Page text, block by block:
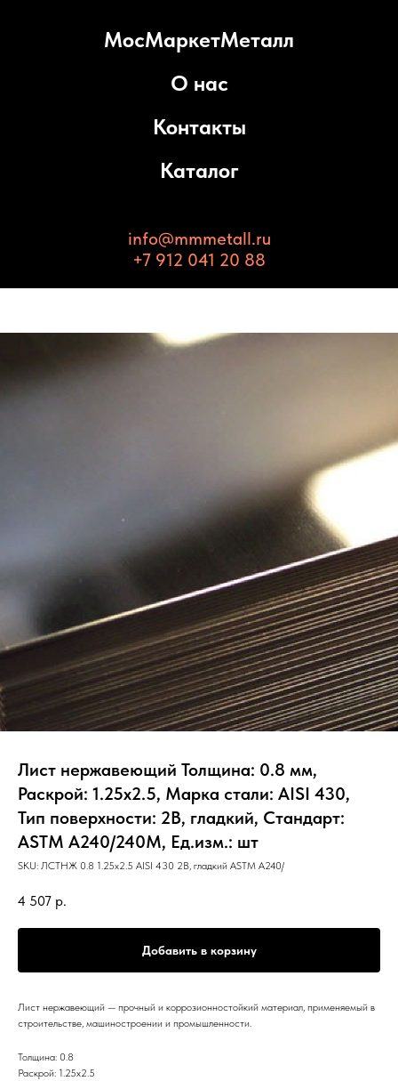
МосМаркетМеталл
О нас
Контакты
Каталог
info@mmmetall.ru
+7 912 041 20 88
Лист нержавеющий Толщина: 0.8 мм,
Раскрой: 1.25х2.5, Марка стали: AISI 430,
Тип поверхности: 2B, гладкий, Стандарт:
ASTM А240/240М, Ед.изм.: шт
SKU: ЛСТНЖ 0.8 1.25х2.5 AISI 430 2B, гладкий ASTM А240/
4 507 р.
Добавить в корзину
Лист нержавеющий — прочный и коррозионностойкий материал, применяемый в
строительстве, машиностроении и промышленности.
Толщина: 0.8
Раскрой: 1.25х2.5